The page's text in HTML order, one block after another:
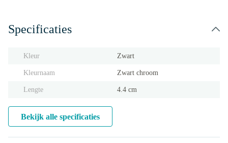
Specificaties
Kleur Zwart
Kleurnaam Zwart chroom
Lengte 4.4 cm
Bekijk alle specificaties